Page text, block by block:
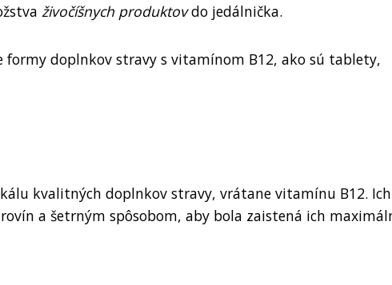
živočíšnych produktovdo jedálnička.
doplnkov stravy s vitamínom B12, ako sú tablety,
kvalitných doplnkov stravy, vrátane vitamínu B12. Ich
a šetrným spôsobom, aby bola zaistená ich